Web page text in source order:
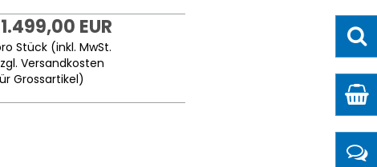
EUR
Stück (inkl. MwSt.
Versandkosten
Grossartikel)